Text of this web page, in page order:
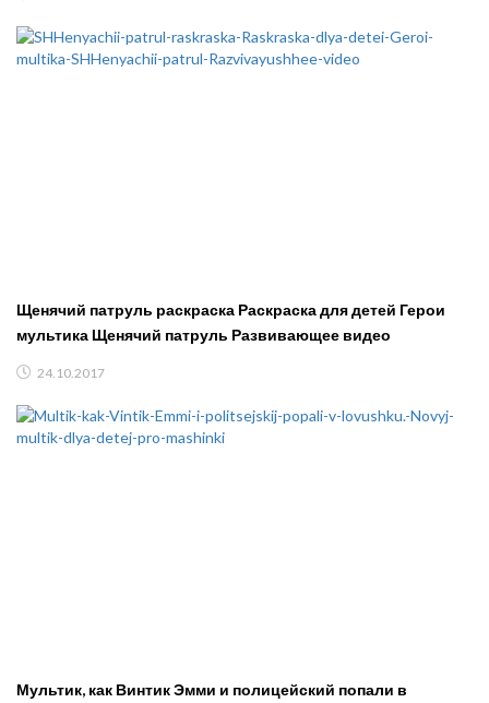
Щенячий патруль раскраска Раскраска для детей Герои
мультика Щенячий патруль Развивающее видео
24.10.2017
Мультик, как Винтик Эмми и полицейский попали в